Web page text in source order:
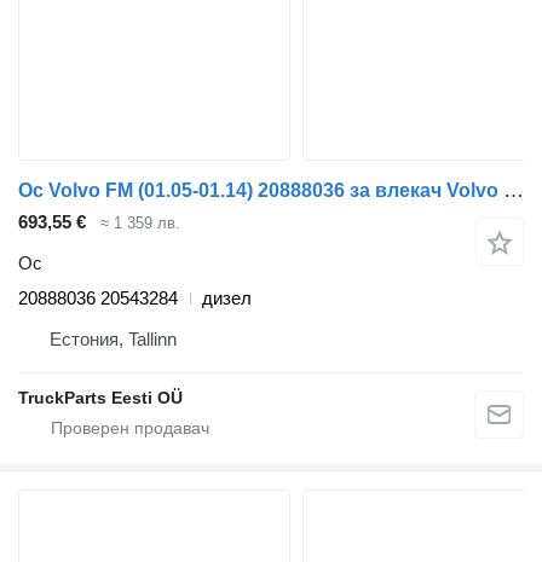
Ос Volvo FM (01.05-01.14) 20888036 за влекач Volvo FM7-FM12, FM, FMX (1998-2014)
693,55 € ≈ 1 359 лв.
Ос
20888036 20543284
дизел
Естония, Tallinn
TruckParts Eesti OÜ